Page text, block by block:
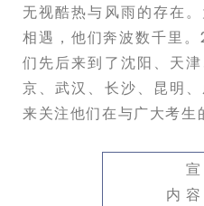
无视酷热与风雨的存在
相遇，他们奔波数千里
们先后来到了沈阳、天
京、武汉、长沙、昆明、
来关注他们在与广大考
内